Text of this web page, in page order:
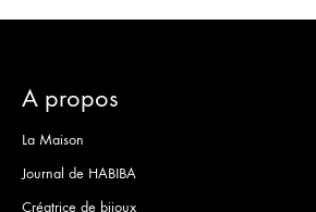
A propos
La Maison
Journal de HABIBA
Créatrice de bijoux